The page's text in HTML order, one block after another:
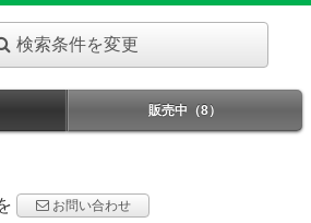
検索条件を変更
販売中（8）
お問い合わせ